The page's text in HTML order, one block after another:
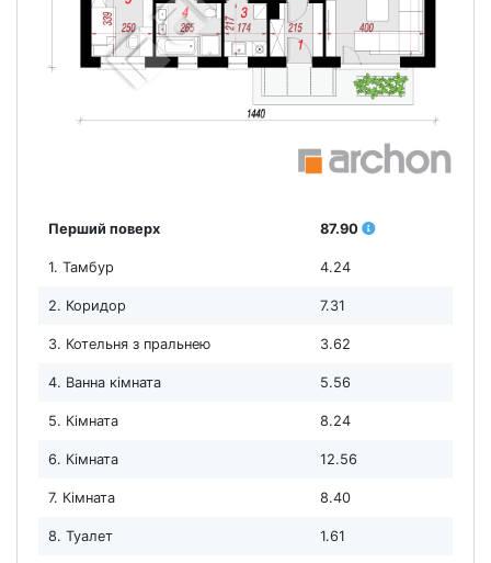
Перший поверх 87.90
1. Тамбур 4.24
2. Коридор 7.31
3. Котельня з пральнею 3.62
4. Ванна кімната 5.56
5. Кімната 8.24
6. Кімната 12.56
7. Кімната 8.40
8. Туалет 1.61